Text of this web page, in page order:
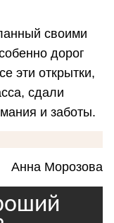
своими
дорог
эти открытки,
сдали
и заботы.
Анна Морозова